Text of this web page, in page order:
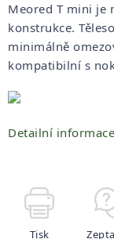
Meored T mini je
konstrukce.
minimálně
kompatibilní s
Detailní informace
Tisk